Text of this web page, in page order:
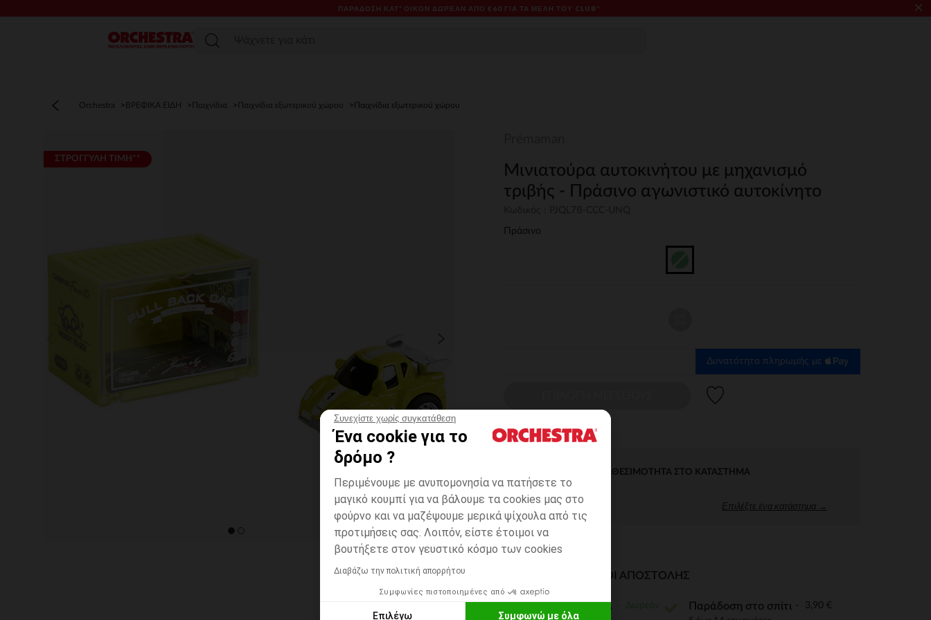
Συνεχίστε χωρίς συγκατάθεση
Ένα cookie για το
δρόμο ?
Περιμένουμε με ανυπομονησία να πατήσετε το
μαγικό κουμπί για να βάλουμε τα cookies μας στο
φούρνο και να μαζέψουμε μερικά ψίχουλα από τις
προτιμήσεις σας. Λοιπόν, είστε έτοιμοι να
βουτήξετε στον γευστικό κόσμο των cookies
Διαβάζω την πολιτική απορρήτου
Συμφωνίες πιστοποιημένες από
Επιλέγω Συμφωνώ με όλα
ΠΑΡΆΔΟΣΗ ΚΑΤ' ΟΊΚΟΝ ΔΩΡΕΑΝ ΑΠΌ €60 ΓΙΑ ΤΑ ΜΈΛΗ ΤΟΥ CLUB* ×
Μενού
Orchestra ΒΡΕΦΙΚΑ ΕΙΔΗ Παιχνίδια Παιχνίδια εξωτερικού χώρου Παιχνίδια εξωτερικού χώρου
ΣΤΡΟΓΓΥΛΗ ΤΙΜΗ**
Μινιατούρα αυτοκινήτου με μηχανισμό
τριβής - Πράσινο αγωνιστικό αυτοκίνητο
Πράσινο
Δυνατότητα πληρωμής με
ΆΜΕΣΗ ΔΙΑΘΕΣΙΜΌΤΗΤΑ ΣΤΟ ΚΑΤΆΣΤΗΜΑ
Επιλέξτε ένα κατάστημα →
ΔΙΑΘΈΣΙΜΟΙ ΤΡΌΠΟΙ ΑΠΟΣΤΟΛΉΣ
ΣΕ ΚΑΤΑΣΤΗΜΑ Παράδοση στο σπίτι 3,90 €